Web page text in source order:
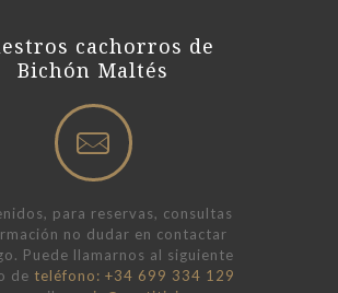
cachorros de
Bichón Maltés
para reservas, consultas
no dudar en contactar
Puede llamarnos al siguiente
de teléfono: +34 699 334 129